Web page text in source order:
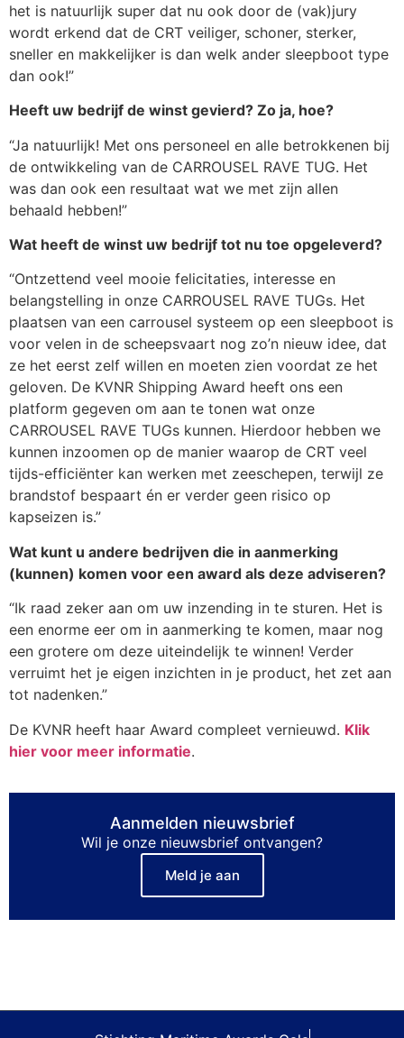
het is natuurlijk super dat nu ook door de (vak)jury
wordt erkend dat de CRT veiliger, schoner, sterker,
sneller en makkelijker is dan welk ander sleepboot type
dan ook!”
Heeft uw bedrijf de winst gevierd? Zo ja, hoe?
“Ja natuurlijk! Met ons personeel en alle betrokkenen bij
de ontwikkeling van de CARROUSEL RAVE TUG. Het
was dan ook een resultaat wat we met zijn allen
behaald hebben!”
Wat heeft de winst uw bedrijf tot nu toe opgeleverd?
“Ontzettend veel mooie felicitaties, interesse en
belangstelling in onze CARROUSEL RAVE TUGs. Het
plaatsen van een carrousel systeem op een sleepboot is
voor velen in de scheepsvaart nog zo’n nieuw idee, dat
ze het eerst zelf willen en moeten zien voordat ze het
geloven. De KVNR Shipping Award heeft ons een
platform gegeven om aan te tonen wat onze
CARROUSEL RAVE TUGs kunnen. Hierdoor hebben we
kunnen inzoomen op de manier waarop de CRT veel
tijds-efficiënter kan werken met zeeschepen, terwijl ze
brandstof bespaart én er verder geen risico op
kapseizen is.”
Wat kunt u andere bedrijven die in aanmerking
(kunnen) komen voor een award als deze adviseren?
“Ik raad zeker aan om uw inzending in te sturen. Het is
een enorme eer om in aanmerking te komen, maar nog
een grotere om deze uiteindelijk te winnen! Verder
verruimt het je eigen inzichten in je product, het zet aan
tot nadenken.”
De KVNR heeft haar Award compleet vernieuwd. Klik
hier voor meer informatie.
Aanmelden nieuwsbrief
Wil je onze nieuwsbrief ontvangen?
Meld je aan